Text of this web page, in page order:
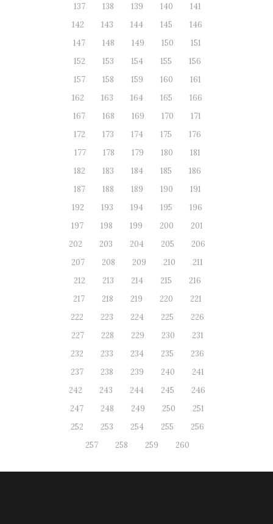
137
138 139 140
141
142
143 144 145
146
147
148 149 150
151
152
153 154 155
156
157
158 159 160
161
162
163 164 165
166
167
168 169 170
171
172
173 174 175
176
177
178 179 180
181
182
183 184 185
186
187
188 189 190
191
192
193 194 195
196
197
198 199 200
201
202
203 204 205
206
207
208 209 210
211
212
213 214 215
216
217
218 219 220
221
222
223 224 225
226
227
228 229 230
231
232
233 234 235
236
237
238 239 240
241
242
243 244 245
246
247
248 249 250
251
252
253 254 255
256
257
258 259 260